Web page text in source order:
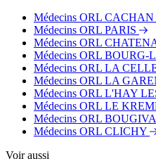
Médecins ORL CACHAN
Médecins ORL PARIS
Médecins ORL
Médecins ORL BOURG-
Médecins ORL LA
Médecins ORL LA
Médecins ORL L'HAY
Médecins ORL LE
Médecins ORL
Médecins ORL CLICHY
Voir aussi